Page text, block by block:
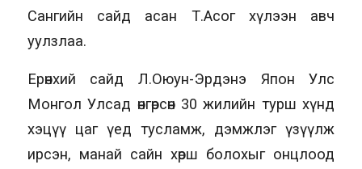
Сангийн сайд асан Т.Асог хүлээн авч
уулзлаа.
Ерөнхий сайд Л.Оюун-Эрдэнэ Япон Улс
Монгол Улсад өнгөрсөн 30 жилийн турш хүнд
хэцүү цаг үед тусламж, дэмжлэг үзүүлж
ирсэн, манай сайн хөрш болохыг онцлоод